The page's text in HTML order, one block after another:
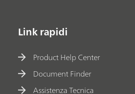
Link rapidi
Product Help Center
Document Finder
Assistenza Tecnica